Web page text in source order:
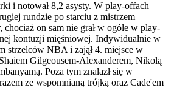
i notował 8,2 asysty. W play-offach
rundzie po starciu z mistrzem
on sam nie grał w ogóle w play-
kontuzji mięśniowej. Indywidualnie w
strzelców NBA i zajął 4. miejsce w
Gilgeousem-Alexanderem, Nikolą
Poza tym znalazł się w
ze wspomnianą trójką oraz Cade'em